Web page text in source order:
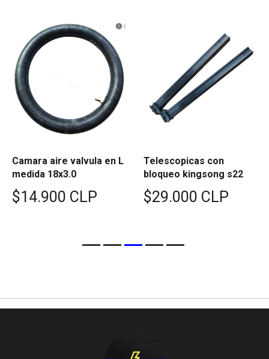
Camara aire valvula en L
medida 18x3.0
$14.900 CLP
Telescopicas con
bloqueo kingsong s22
$29.000 CLP